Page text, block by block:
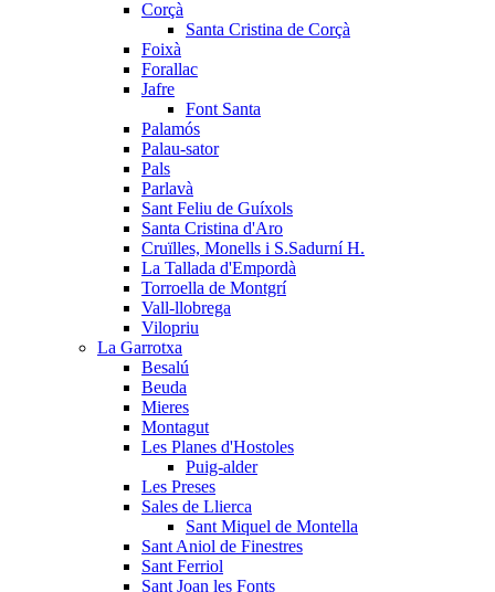
Corçà
Santa Cristina de Corçà
Foixà
Forallac
Jafre
Font Santa
Palamós
Palau-sator
Pals
Parlavà
Sant Feliu de Guíxols
Santa Cristina d'Aro
Cruïlles, Monells i S.Sadurní H.
La Tallada d'Empordà
Torroella de Montgrí
Vall-llobrega
Vilopriu
La Garrotxa
Besalú
Beuda
Mieres
Montagut
Les Planes d'Hostoles
Puig-alder
Les Preses
Sales de Llierca
Sant Miquel de Montella
Sant Aniol de Finestres
Sant Ferriol
Sant Joan les Fonts